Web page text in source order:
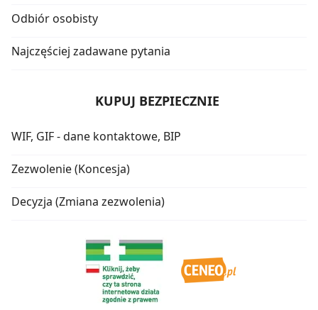
Odbiór osobisty
Najczęściej zadawane pytania
KUPUJ BEZPIECZNIE
WIF, GIF - dane kontaktowe, BIP
Zezwolenie (Koncesja)
Decyzja (Zmiana zezwolenia)